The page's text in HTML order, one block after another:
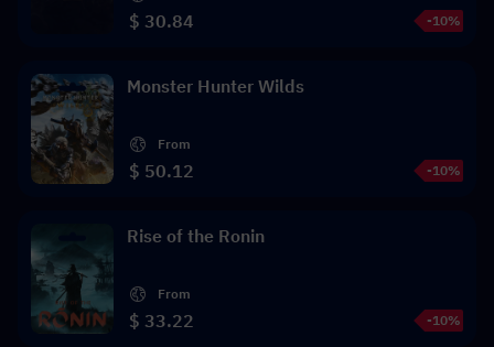
$ 30.84 -10%
Monster Hunter Wilds
From
$ 50.12 -10%
Rise of the Ronin
From
$ 33.22 -10%